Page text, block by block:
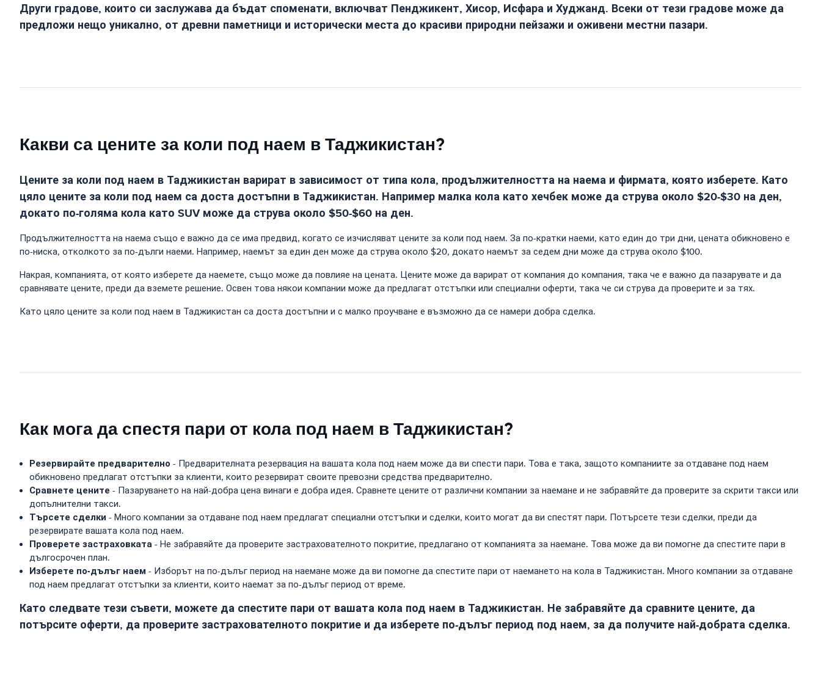
Други градове, които си заслужава да бъдат споменати, включват Пенджикент, Хисор, Исфара и Худжанд. Всеки от тези градове може да
предложи нещо уникално, от древни паметници и исторически места до красиви природни пейзажи и оживени местни пазари.
Какви са цените за коли под наем в Таджикистан?
Цените за коли под наем в Таджикистан варират в зависимост от типа кола, продължителността на наема и фирмата, която изберете. Като
цяло цените за коли под наем са доста достъпни в Таджикистан. Например малка кола като хечбек може да струва около $20-$30 на ден,
докато по-голяма кола като SUV може да струва около $50-$60 на ден.
Продължителността на наема също е важно да се има предвид, когато се изчисляват цените за коли под наем. За по-кратки наеми, като един до три дни, цената обикновено е
по-ниска, отколкото за по-дълги наеми. Например, наемът за един ден може да струва около $20, докато наемът за седем дни може да струва около $100.
Накрая, компанията, от която изберете да наемете, също може да повлияе на цената. Цените може да варират от компания до компания, така че е важно да пазарувате и да
сравнявате цените, преди да вземете решение. Освен това някои компании може да предлагат отстъпки или специални оферти, така че си струва да проверите и за тях.
Като цяло цените за коли под наем в Таджикистан са доста достъпни и с малко проучване е възможно да се намери добра сделка.
Как мога да спестя пари от кола под наем в Таджикистан?
Резервирайте предварително - Предварителната резервация на вашата кола под наем може да ви спести пари. Това е така, защото компаниите за отдаване под наем
обикновено предлагат отстъпки за клиенти, които резервират своите превозни средства предварително.
Сравнете цените - Пазаруването на най-добра цена винаги е добра идея. Сравнете цените от различни компании за наемане и не забравяйте да проверите за скрити такси или
допълнителни такси.
Търсете сделки - Много компании за отдаване под наем предлагат специални отстъпки и сделки, които могат да ви спестят пари. Потърсете тези сделки, преди да
резервирате вашата кола под наем.
Проверете застраховката - Не забравяйте да проверите застрахователното покритие, предлагано от компанията за наемане. Това може да ви помогне да спестите пари в
дългосрочен план.
Изберете по-дълъг наем - Изборът на по-дълъг период на наемане може да ви помогне да спестите пари от наемането на кола в Таджикистан. Много компании за отдаване
под наем предлагат отстъпки за клиенти, които наемат за по-дълъг период от време.
Като следвате тези съвети, можете да спестите пари от вашата кола под наем в Таджикистан. Не забравяйте да сравните цените, да
потърсите оферти, да проверите застрахователното покритие и да изберете по-дълъг период под наем, за да получите най-добрата сделка.